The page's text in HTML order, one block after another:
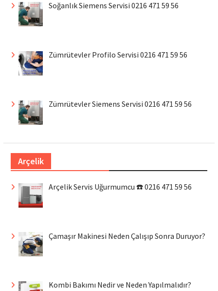
Soğanlık Siemens Servisi 0216 471 59 56
Zümrütevler Profilo Servisi 0216 471 59 56
Zümrütevler Siemens Servisi 0216 471 59 56
Arçelik
Arçelik Servis Uğurmumcu ☎️ 0216 471 59 56
Çamaşır Makinesi Neden Çalışıp Sonra Duruyor?
Kombi Bakımı Nedir ve Neden Yapılmalıdır?